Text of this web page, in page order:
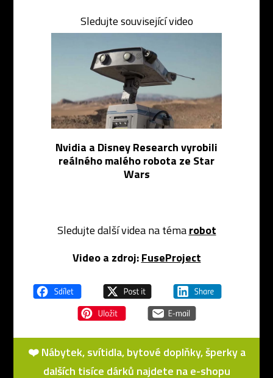
Sledujte související video
Nvidia a Disney Research vyrobili
reálného malého robota ze Star
Wars
Sledujte další videa na témarobot
Video a zdroj: FuseProject
❤️ Nábytek, svítidla, bytové doplňky, šperky a
dalších tisíce dárků najdete na e-shopu